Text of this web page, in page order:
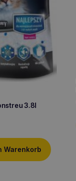
3.8l
Warenkorb